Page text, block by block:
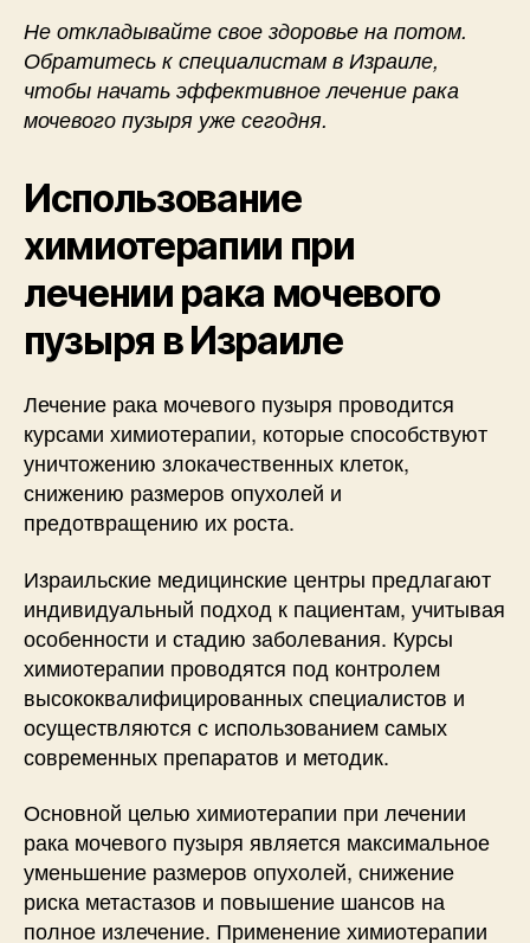
Не откладывайте свое здоровье на потом.
Обратитесь к специалистам в Израиле,
чтобы начать эффективное лечение рака
мочевого пузыря уже сегодня.
Использование
химиотерапии при
лечении рака мочевого
пузыря в Израиле
Лечение рака мочевого пузыря проводится
курсами химиотерапии, которые способствуют
уничтожению злокачественных клеток,
снижению размеров опухолей и
предотвращению их роста.
Израильские медицинские центры предлагают
индивидуальный подход к пациентам, учитывая
особенности и стадию заболевания. Курсы
химиотерапии проводятся под контролем
высококвалифицированных специалистов и
осуществляются с использованием самых
современных препаратов и методик.
Основной целью химиотерапии при лечении
рака мочевого пузыря является максимальное
уменьшение размеров опухолей, снижение
риска метастазов и повышение шансов на
полное излечение. Применение химиотерапии